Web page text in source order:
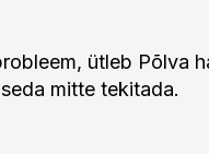
ütleb Põlva
mitte tekitada.